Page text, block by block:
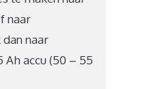
naar
naar
accu (50 – 55